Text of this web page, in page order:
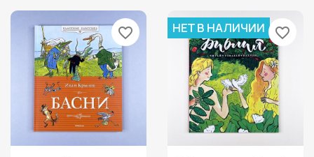
favorite_border НЕТ В НАЛИЧИИ favorite_border